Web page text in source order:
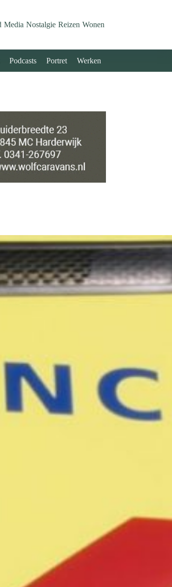
Media Nostalgie Reizen Wonen
Podcasts Portret Werken